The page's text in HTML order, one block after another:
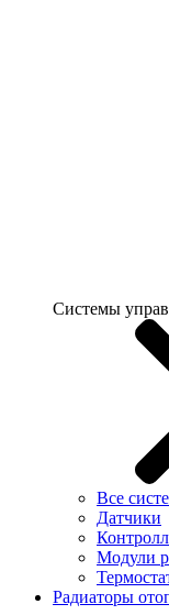
Системы
Все
Датчики
Модули
Радиаторы